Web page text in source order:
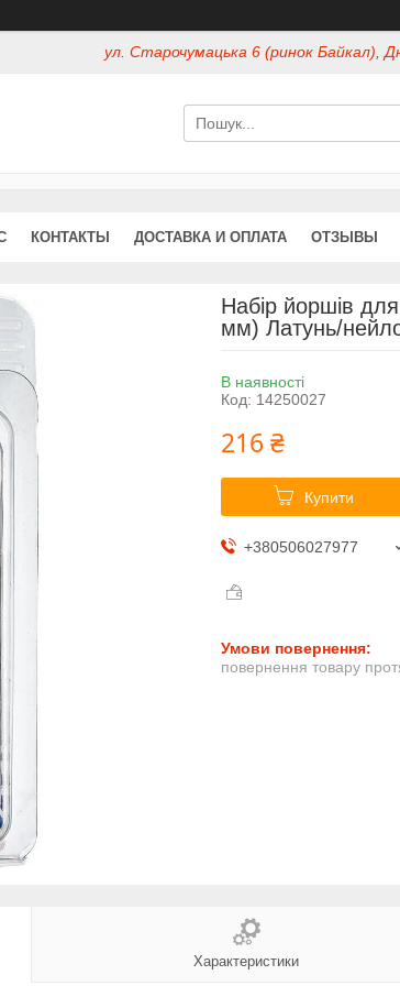
ул. Старочумацька 6 (ринок Байкал),
КОНТАКТЫ ДОСТАВКА И ОПЛАТА ОТЗЫВЫ
Набір йоршів
мм) Латунь/
В наявності
Код: 14250027
216 ₴
Купити
+380506027977
повернення товару
Характеристики